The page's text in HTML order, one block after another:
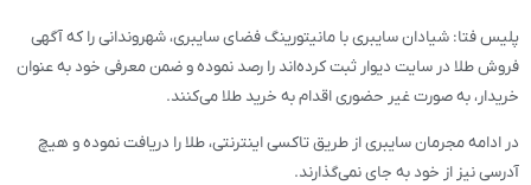
پلیس فتا: شیادان سایبری با مانیتورینگ فضای سایبری، شهروندانی را که آگهی
فروش طلا در سایت دیوار ثبت کرده‌اند را رصد نموده و ضمن معرفی خود به عنوان
خریدار، به صورت غیر حضوری اقدام به خرید طلا می‌کنند.
در ادامه مجرمان سایبری از طریق تاکسی اینترنتی، طلا را دریافت نموده و هیچ
آدرسی نیز از خود به جای نمی‌گذارند.